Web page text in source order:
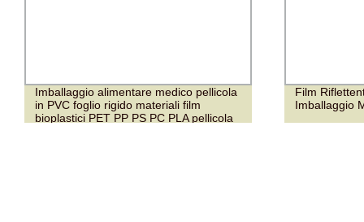
Imballaggio alimentare medico pellicola
in PVC foglio rigido materiali film
bioplastici PET PP PS PC PLA pellicola
Film
Imballaggio